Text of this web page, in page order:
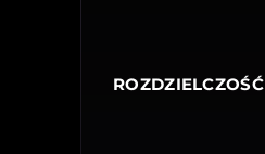
ROZDZIELCZOŚĆ